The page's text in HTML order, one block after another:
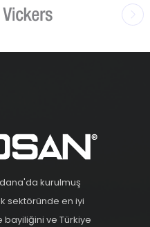
kurulmuş
sektöründe en iyi
bayiliğini ve Türkiye